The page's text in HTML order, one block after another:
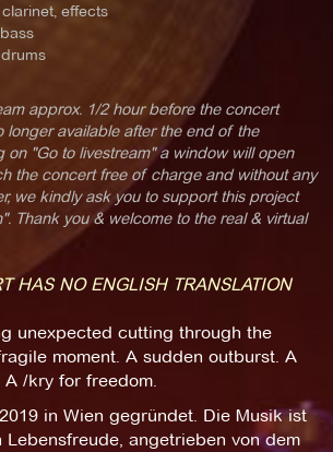
effects
approx. 1/2 hour before the concert
longer available after the end of the
on "Go to livestream" a window will open
the concert free of charge and without any
we kindly ask you to support this project
Thank you & welcome to the real & virtual
HAS NO ENGLISH TRANSLATION
unexpected cutting through the
moment. A sudden outburst. A
/kry for freedom.
in Wien gegründet. Die Musik ist
Lebensfreude, angetrieben von dem